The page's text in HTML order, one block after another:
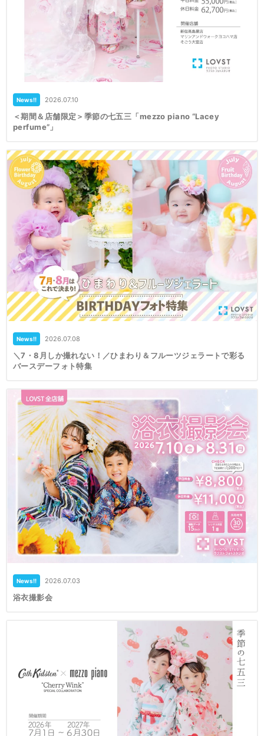
News!! 2026.07.10
＜期間＆店舗限定＞季節の七五三「mezzo piano “Lacey
perfume”」
News!! 2026.07.08
＼7・8月しか撮れない！／ひまわり＆フルーツジェラートで彩る
バースデーフォト特集
News!! 2026.07.03
浴衣撮影会